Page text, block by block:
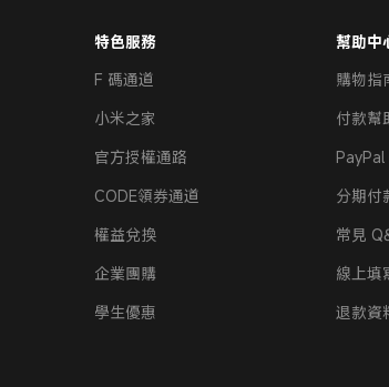
特色服務
F 碼通道
小米之家
官方授權通路
CODE領券通道
權益兌換
企業團購
學生優惠
幫助中
購物指
付款幫
PayPal
分期付
常見
線上填
退款資